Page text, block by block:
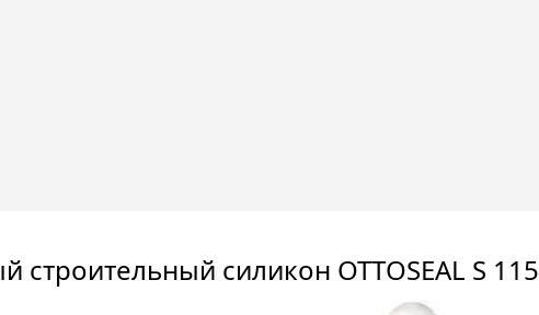
строительный силикон OTTOSEAL S 115